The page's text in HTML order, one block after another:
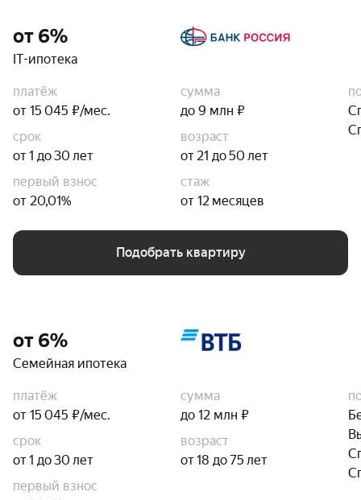
от 6%
IT-ипотека
платёж
от 15 045 ₽/мес.
сумма
до 9 млн ₽
срок
от 1 до 30 лет
возраст
от 21 до 50 лет
первый взнос
от 20,01%
стаж
от 12 месяцев
Подобрать квартиру
от 6%
Семейная ипотека
платёж
от 15 045 ₽/мес.
сумма
до 12 млн ₽
срок
от 1 до 30 лет
возраст
от 18 до 75 лет
первый взнос